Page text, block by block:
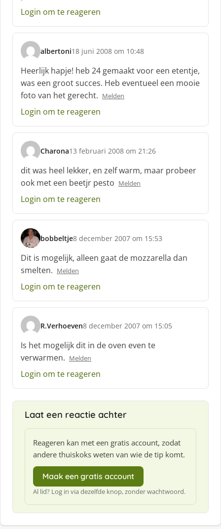
e
f
Login om te reageren
albertoni
s
c
h
r
e
e
:
18 juni 2008 om 10:48
Heerlijk hapje! heb 24 gemaakt voor een etentje,
was een groot succes. Heb eventueel een mooie
foto van het gerecht. Melden
Login om te reageren
Charona
s
h
r
e
f
13 februari 2008 om 21:26
dit was heel lekker, en zelf warm, maar probeer
ook met een beetjr pesto Melden
Login om te reageren
bobbeltje
s
c
h
r
e
f
8 december 2007 om 15:53
Dit is mogelijk, alleen gaat de mozzarella dan
smelten. Melden
Login om te reageren
R.Verhoeven
s
c
h
r
e
:
8 december 2007 om 15:05
Is het mogelijk dit in de oven even te
verwarmen. Melden
Login om te reageren
Laat een reactie achter
Reageren kan met een gratis account, zodat
andere thuiskoks weten van wie de tip komt.
Maak een gratis account
Al lid? Log in via dezelfde knop, zonder wachtwoord.